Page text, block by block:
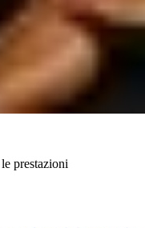
prestazioni